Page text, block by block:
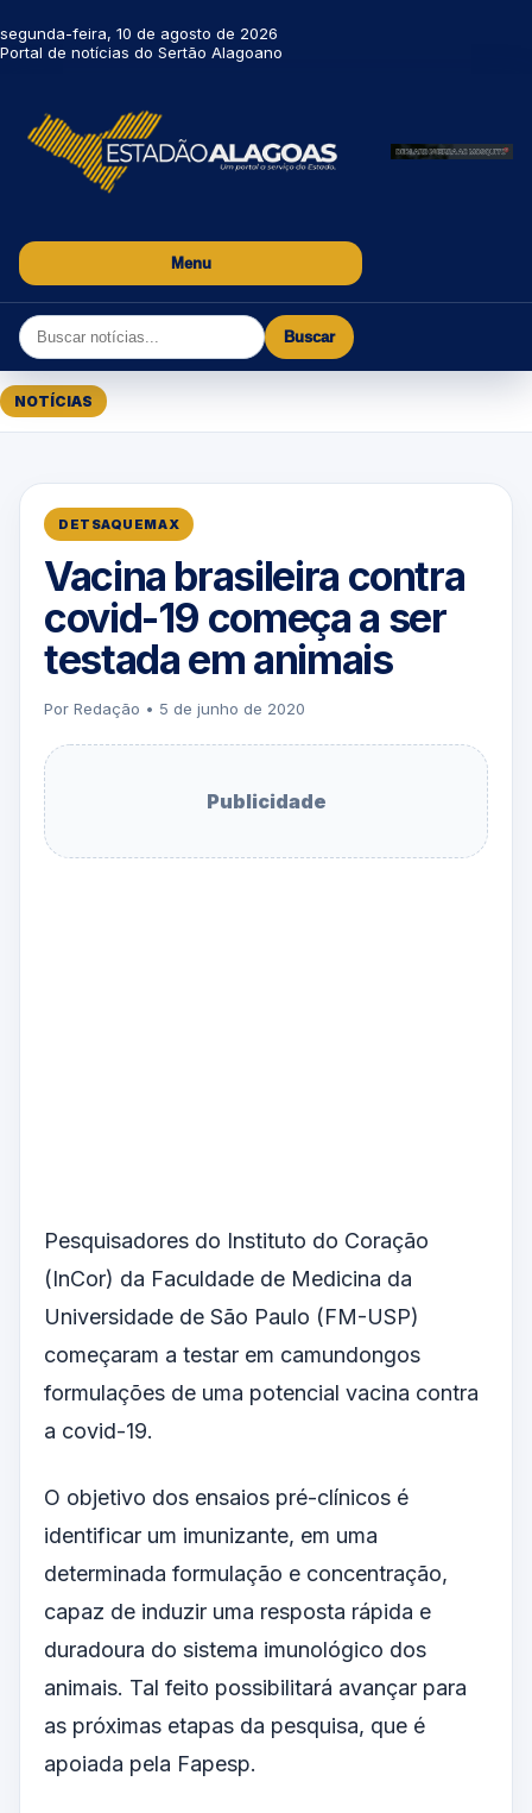
segunda-feira, 10 de agosto de 2026
Portal de notícias do Sertão Alagoano
Menu
Buscar
NOTÍCIAS
DETSAQUEMAX
Vacina brasileira contra
covid-19 começa a ser
testada em animais
Por Redação • 5 de junho de 2020
Publicidade
Pesquisadores do Instituto do Coração
(InCor) da Faculdade de Medicina da
Universidade de São Paulo (FM-USP)
começaram a testar em camundongos
formulações de uma potencial vacina contra
a covid-19.
O objetivo dos ensaios pré-clínicos é
identificar um imunizante, em uma
determinada formulação e concentração,
capaz de induzir uma resposta rápida e
duradoura do sistema imunológico dos
animais. Tal feito possibilitará avançar para
as próximas etapas da pesquisa, que é
apoiada pela Fapesp.